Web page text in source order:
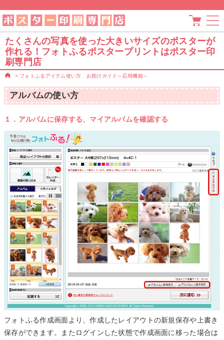
たくさんの写真を使った大きいサイズのポスターが
作れる！フォトふるポスタープリントはポスター印
刷専門店
> フォトふるアイテム使い方 お助けガイド～応用機能～
アルバムの使い方
１．アルバムに保存する、マイアルバムを確認する
フォトふる作成画面より、作成したレイアウトの新規保存や上書き
保存ができます。またログインした状態で作成画面に移った場合は